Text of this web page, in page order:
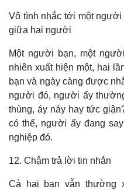
Pháp luật
Vụ án
Tin nóng
Tư vấn luật
Vô tình nhắc tới một người
giữa hai người
Một người bạn, một
nhiên xuất hiện một, hai
bạn và ngày càng được
người đó, người ấy
thùng, áy náy hay tức
có thể, người ấy đang
nghiệp đó.
12. Chậm trả lời tin nhắn
Cả hai bạn vẫn thường